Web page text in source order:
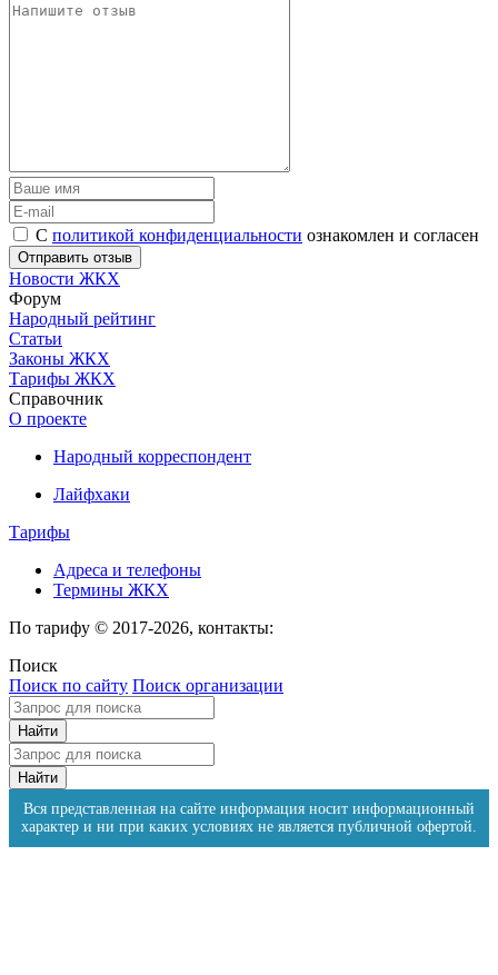
С политикой конфиденциальности ознакомлен и согласен
Новости ЖКХ
Форум
Народный рейтинг
Статьи
Законы ЖКХ
Тарифы ЖКХ
Справочник
О проекте
Народный корреспондент
Лайфхаки
Тарифы
Адреса и телефоны
Термины ЖКХ
По тарифу © 2017-2026, контакты:
Поиск
Поиск по сайту Поиск организации
Вся представленная на сайте информация носит информационный
характер и ни при каких условиях не является публичной офертой.